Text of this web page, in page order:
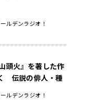
ルデンラジオ！
頭火』を著した作
伝説の俳人・種
ルデンラジオ！